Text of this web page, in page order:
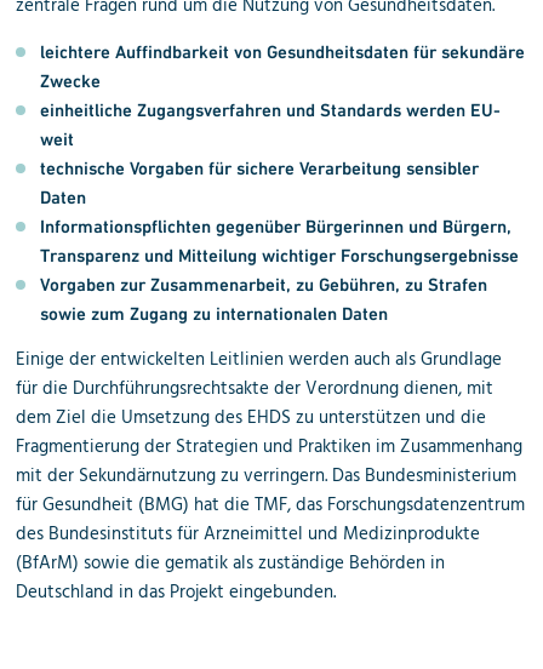
leichtere Auffindbarkeit von Gesundheitsdaten für sekundäre
Zwecke
einheitliche Zugangsverfahren und Standards werden EU-
weit
technische Vorgaben für sichere Verarbeitung sensibler
Daten
Informationspflichten gegenüber Bürgerinnen und Bürgern,
Transparenz und Mitteilung wichtiger Forschungsergebnisse
Vorgaben zur Zusammenarbeit, zu Gebühren, zu Strafen
sowie zum Zugang zu internationalen Daten
Einige der entwickelten Leitlinien werden auch als Grundlage
für die Durchführungsrechtsakte der Verordnung dienen, mit
dem Ziel die Umsetzung des EHDS zu unterstützen und die
Fragmentierung der Strategien und Praktiken im Zusammenhang
mit der Sekundärnutzung zu verringern. Das Bundesministerium
für Gesundheit (BMG) hat die TMF, das Forschungsdatenzentrum
des Bundesinstituts für Arzneimittel und Medizinprodukte
(BfArM) sowie die gematik als zuständige Behörden in
Deutschland in das Projekt eingebunden.